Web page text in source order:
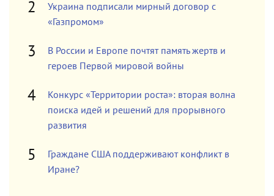
Украина подписали мирный договор с
«Газпромом»
В России и Европе почтят память жертв и
героев Первой мировой войны
Конкурс «Территории роста»: вторая волна
поиска идей и решений для прорывного
развития
Граждане США поддерживают конфликт в
Иране?